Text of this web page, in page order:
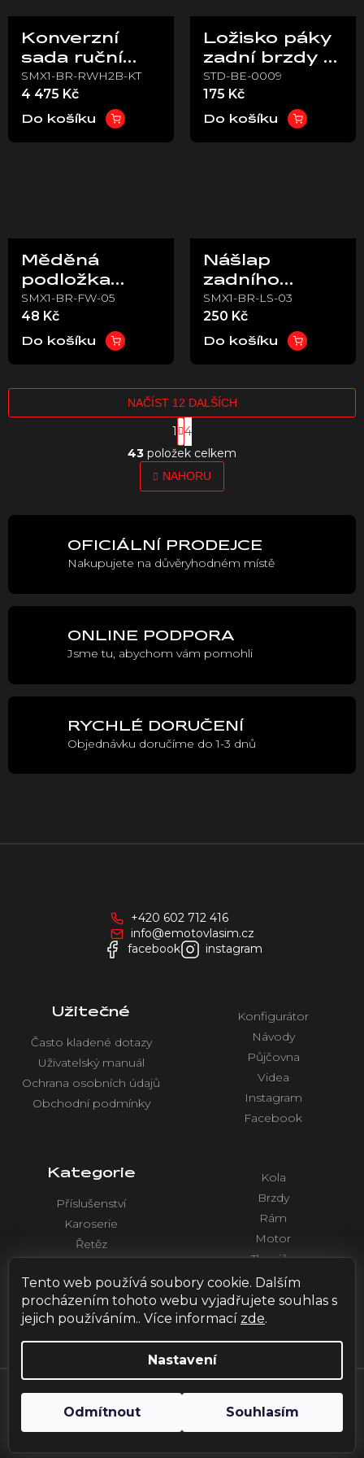
Tento web používá soubory cookie. Dalším
procházením tohoto webu vyjadřujete souhlas s
jejich používáním.. Více informací zde.
Nastavení
Odmítnout Souhlasím
Konverzní
sada ruční
brzdy z
Formula na
Brembo
SMX1-BR-RWH2B-KT
4 475 Kč
Do košíku
Ložisko páky
zadní brzdy –
Stark VARG
STD-BE-0009
175 Kč
Do košíku
Měděná
podložka
brzdové
hadice
(Brembo) –
SMX1-BR-FW-05
48 Kč
Do košíku
Nášlap
zadního
brzdového
pedálu –
Stark VARG
SMX1-BR-LS-03
250 Kč
Do košíku
O
v
l
á
c
í
p
y
v
ý
i
u
NAČÍST 12 DALŠÍCH
S
t
r
á
n
k
n
í
1
4
43 položek celkem
NAHORU
OFICIÁLNÍ PRODEJCE
Nakupujete na důvěryhodném místě
ONLINE PODPORA
Jsme tu, abychom vám pomohli
RYCHLÉ DORUČENÍ
Objednávku doručíme do 1-3 dnů
+420 602 712 416
info@emotovlasim.cz
facebook
instagram
Užitečné
Často kladené dotazy
Uživatelský manuál
Ochrana osobních údajů
Obchodní podmínky
Konfigurátor
Návody
Půjčovna
Videa
Instagram
Facebook
Kategorie
Příslušenství
Karoserie
Řetěz
Elektronika
Kola
Brzdy
Rám
Motor
Tlumiče
Řídítka a ovládaní
Vytvořil Shoptet